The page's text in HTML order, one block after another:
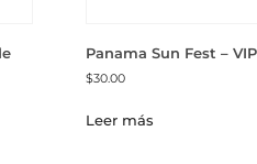
Panama Sun Fest –
$30.00
Leer más